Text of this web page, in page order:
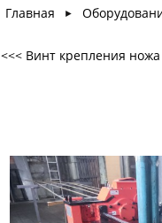
Главная ►
<<< Винт крепления